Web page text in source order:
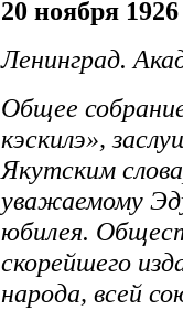
20 ноября 1926
Ленинград.
Общее
кэскилэ»,
Якутским
уважаемому
юбилея.
скорейшего
народа, всей